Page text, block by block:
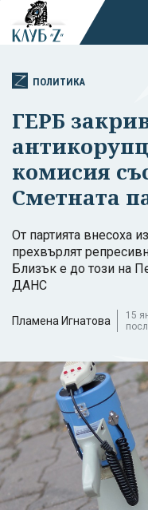
ПОЛИТИКА
ГЕРБ
комисия
Сметната
От партията внесоха
прехвърлят
Близък е до този на
ДАНС
Пламена Игнатова
15